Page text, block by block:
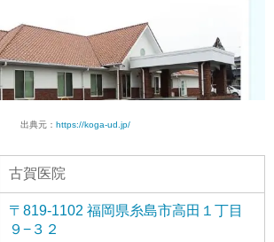
出典元： https://koga-ud.jp/
古賀医院
〒819-1102 福岡県糸島市高田１丁目
９−３２